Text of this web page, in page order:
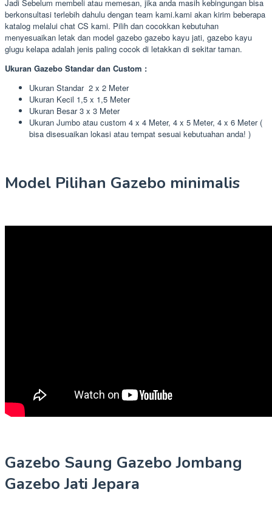
Jadi Sebelum membeli atau memesan, jika anda masih kebingungan bisa
berkonsultasi terlebih dahulu dengan team kami.kami akan kirim beberapa
katalog melalui chat CS kami. Pilih dan cocokkan kebutuhan
menyesuaikan letak dan model gazebo gazebo kayu jati, gazebo kayu
glugu kelapa adalah jenis paling cocok di letakkan di sekitar taman.
Ukuran Gazebo Standar dan Custom :
Ukuran Standar 2 x 2 Meter
Ukuran Kecil 1,5 x 1,5 Meter
Ukuran Besar 3 x 3 Meter
Ukuran Jumbo atau custom 4 x 4 Meter, 4 x 5 Meter, 4 x 6 Meter (
bisa disesuaikan lokasi atau tempat sesuai kebutuahan anda! )
Model Pilihan Gazebo minimalis
Gazebo Saung Gazebo Jombang
Gazebo Jati Jepara